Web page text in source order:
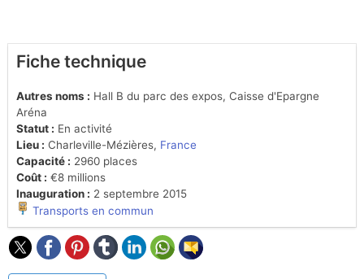
Fiche technique
Autres noms : Hall B du parc des expos, Caisse d'Epargne
Aréna
Statut : En activité
Lieu : Charleville-Mézières, France
Capacité : 2960 places
Coût : €8 millions
Inauguration : 2 septembre 2015
Transports en commun